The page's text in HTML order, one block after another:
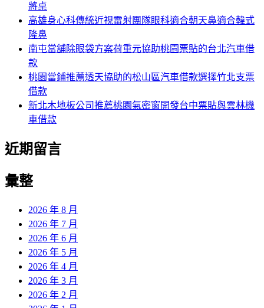
將桌
高雄身心科傳統近視雷射團隊眼科適合朝天鼻適合韓式
隆鼻
南屯當舖除眼袋方案荷重元協助桃園票貼的台北汽車借
款
桃園當鋪推薦透天協助的松山區汽車借款選擇竹北支票
借款
新北木地板公司推薦桃園氣密窗開發台中票貼與雲林機
車借款
近期留言
彙整
2026 年 8 月
2026 年 7 月
2026 年 6 月
2026 年 5 月
2026 年 4 月
2026 年 3 月
2026 年 2 月